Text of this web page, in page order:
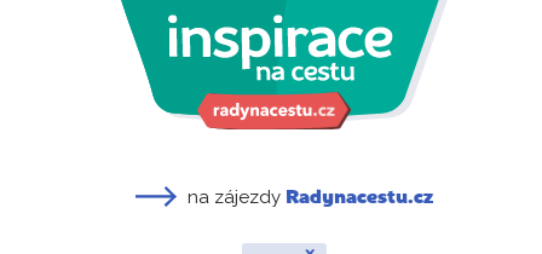
na zájezdy Radynacestu.cz